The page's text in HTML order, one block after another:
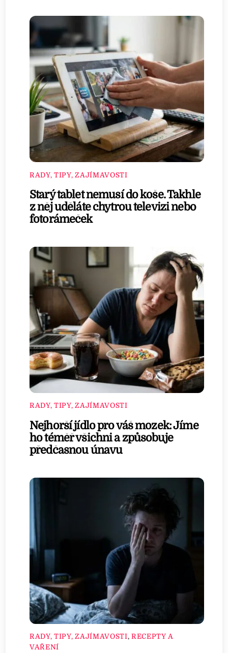
RADY, TIPY, ZAJÍMAVOSTI
Starý tablet nemusí do koše. Takhle
z něj uděláte chytrou televizi nebo
fotorámeček
RADY, TIPY, ZAJÍMAVOSTI
Nejhorší jídlo pro váš mozek: Jíme
ho téměř všichni a způsobuje
předčasnou únavu
RADY, TIPY, ZAJÍMAVOSTI, RECEPTY A
VAŘENÍ